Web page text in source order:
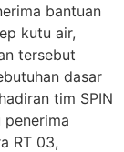
bantuan
kutu air,
tersebut
dasar
tim SPIN
RT 03,